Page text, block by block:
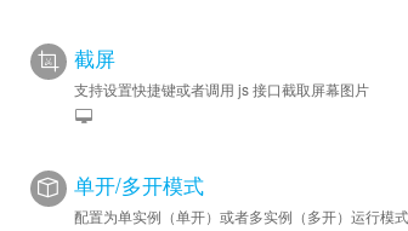
截屏
支持设置快捷键或者调用 js 接口截取屏幕图片
单开/多开模式
配置为单实例（单开）或者多实例（多开）运行模式